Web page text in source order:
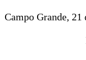
Campo Grande, 21